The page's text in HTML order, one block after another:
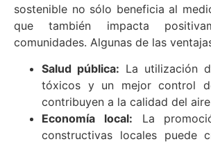
sostenible no sólo beneficia al
que también impacta
comunidades. Algunas de las
Salud pública: La utilización
tóxicos y un mejor control
contribuyen a la calidad del
Economía local: La
constructivas locales puede